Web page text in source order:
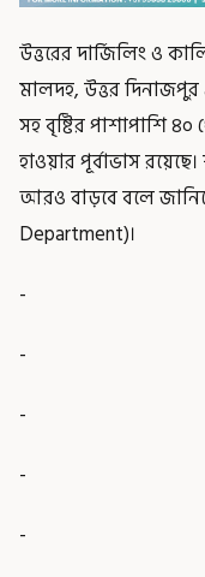
উত্তরের দার্জিলিং ও
মালদহ, উত্তর
সহ বৃষ্টির পাশাপাশি
হাওয়ার পূর্বাভাস
আরও বাড়বে বলে
Department)।
-
-
-
-
-